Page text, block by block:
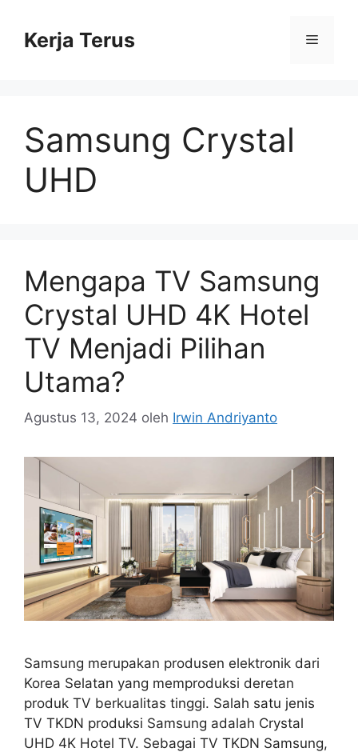
Kerja Terus Menu
Samsung Crystal
UHD
Mengapa TV Samsung
Crystal UHD 4K Hotel
TV Menjadi Pilihan
Utama?
Agustus 13, 2024 oleh Irwin Andriyanto
Samsung merupakan produsen elektronik dari
Korea Selatan yang memproduksi deretan
produk TV berkualitas tinggi. Salah satu jenis
TV TKDN produksi Samsung adalah Crystal
UHD 4K Hotel TV. Sebagai TV TKDN Samsung,